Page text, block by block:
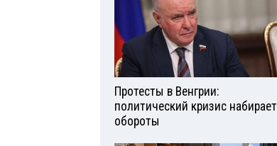
Протесты в Венгрии:
политический кризис набирает
обороты